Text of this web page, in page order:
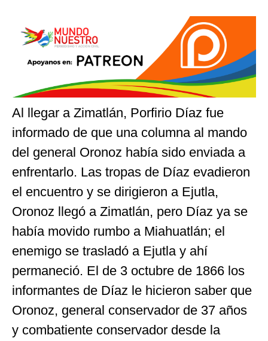
Al llegar a Zimatlán, Porfirio Díaz fue
informado de que una columna al mando
del general Oronoz había sido enviada a
enfrentarlo. Las tropas de Díaz evadieron
el encuentro y se dirigieron a Ejutla,
Oronoz llegó a Zimatlán, pero Díaz ya se
había movido rumbo a Miahuatlán; el
enemigo se trasladó a Ejutla y ahí
permaneció. El de 3 octubre de 1866 los
informantes de Díaz le hicieron saber que
Oronoz, general conservador de 37 años
y combatiente conservador desde la